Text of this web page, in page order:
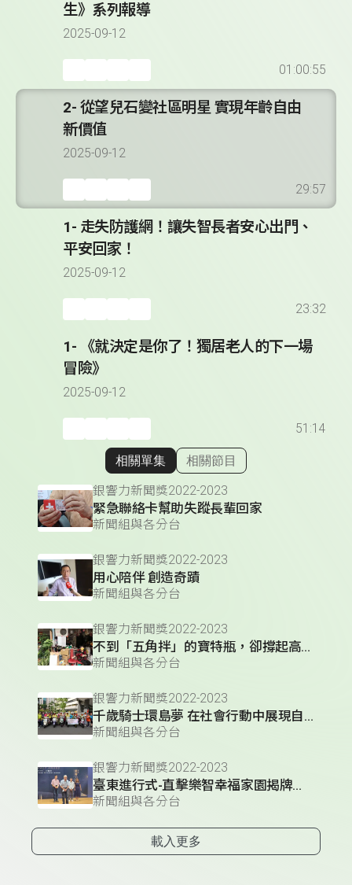
生》系列報導
2025-09-12
01:00:55
2- 從望兒石變社區明星 實現年齡自由
新價值
2025-09-12
29:57
1- 走失防護網！讓失智長者安心出門、
平安回家！
2025-09-12
23:32
1- 《就決定是你了！獨居老人的下一場
冒險》
2025-09-12
51:14
顯示相關單集
相關單集 相關節目
銀響力新聞獎2022-2023
緊急聯絡卡幫助失蹤長輩回家
新聞組與各分台
銀響力新聞獎2022-2023
用心陪伴 創造奇蹟
新聞組與各分台
銀響力新聞獎2022-2023
不到「五角拌」的寶特瓶，卻撐起高齡拾荒者的生命
新聞組與各分台
銀響力新聞獎2022-2023
千歲騎士環島夢 在社會行動中展現自我價值
新聞組與各分台
銀響力新聞獎2022-2023
臺東進行式-直擊樂智幸福家園揭牌典禮
新聞組與各分台
載入更多